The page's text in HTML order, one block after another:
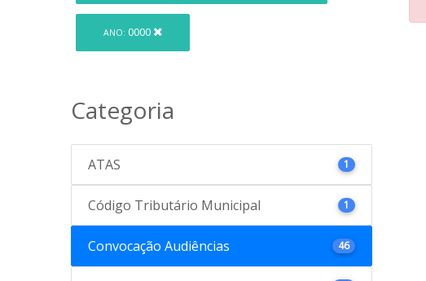
ANO: 0000
Categoria
ATAS 1
Código Tributário Municipal 1
Convocação Audiências 46